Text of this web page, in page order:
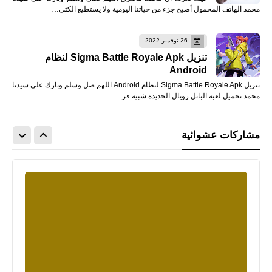
محمد الهاتف المحمول أصبح جزء من حياتنا اليومية ولا يستطيع الكثي…
26 نوفمبر 2022
تنزيل Sigma Battle Royale Apk لنظام
Android
تنزيل Sigma Battle Royale Apk لنظام Android اللهم صل وسلم وبارك على سيدنا
محمد تحميل لعبة الباتل رويال الجديدة شبيه فر…
مشاركات عشوائية